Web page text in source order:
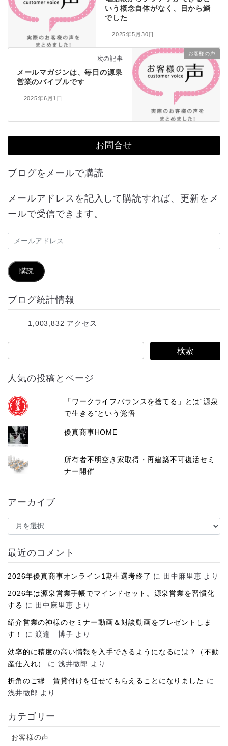
いう概念自体がなく、目から鱗
でした
2025年5月30日
お客様の声
次の記事
メールマガジンは、毎日の源泉
営業のバイブルです
2025年6月1日
お問合せ
ブログをメールで購読
メールアドレスを記入して購読すれば、更新をメ
ールで受信できます。
メ
ル
ア
ド
購読
ブログ統計情報
1,003,832 アクセス
人気の投稿とページ
「ワークライフバランスを捨てる」とは“源泉
で生きる”という覚悟
優真商事HOME
所有者不明空き家取得・再建築不可復活セミ
ナー開催
アーカイブ
ア
イ
ブ
最近のコメント
2026年優真商事オンライン1期生選考終了 に 田中麻里恵 より
2026年は源泉営業手帳でマインドセット。源泉営業を習慣化
する に 田中麻里恵 より
紹介営業の神様のセミナー動画＆対談動画をプレゼントしま
す！
に渡邉 博子 より
効率的に精度の高い情報を入手できるようになるには？（不動
産仕入れ）
に 浅井徹郎 より
折角のご縁…賃貸付けを任せてもらえることになりました に
浅井徹郎 より
カテゴリー
お客様の声